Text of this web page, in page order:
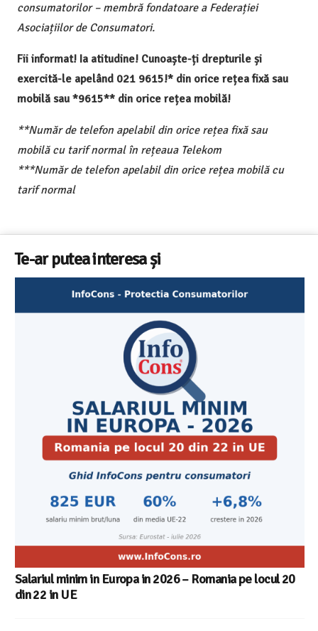
consumatorilor – membră fondatoare a Federației
Asociațiilor de Consumatori.
Fii informat! Ia atitudine! Cunoaște-ți drepturile și
exercită-le apelând 021 9615!* din orice rețea fixă sau
mobilă sau *9615** din orice rețea mobilă!
**Număr de telefon apelabil din orice rețea fixă sau
mobilă cu tarif normal în rețeaua Telekom
***Număr de telefon apelabil din orice rețea mobilă cu
tarif normal
Te-ar putea interesa și
Salariul minim in Europa in 2026 – Romania pe locul 20
din 22 in UE